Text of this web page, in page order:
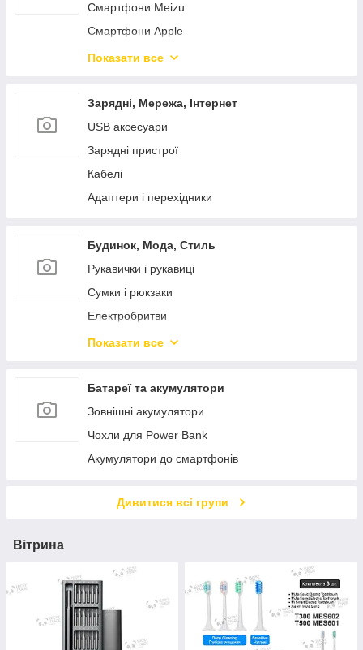
Смартфони Meizu
Смартфони Apple
Смартфони Huawei
Показати все
Зарядні, Мережа, Інтернет
USB аксесуари
Зарядні пристрої
Кабелі
Адаптери і перехідники
Будинок, Мода, Стиль
Рукавички і рукавиці
Сумки і рюкзаки
Електробритви
Окуляри
Додаткові аксесуари
Термоси
Викрутки
Електричні зубні щітки
Все для електробритв
Показати все
Батареї та акумулятори
Зовнішні акумулятори
Чохли для Power Bank
Акумулятори до смартфонів
Дивитися всі групи
Вітрина